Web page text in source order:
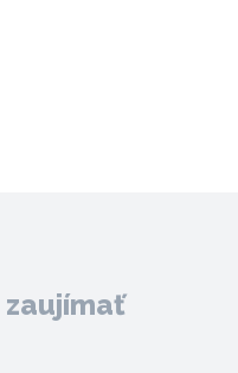
zaujímať